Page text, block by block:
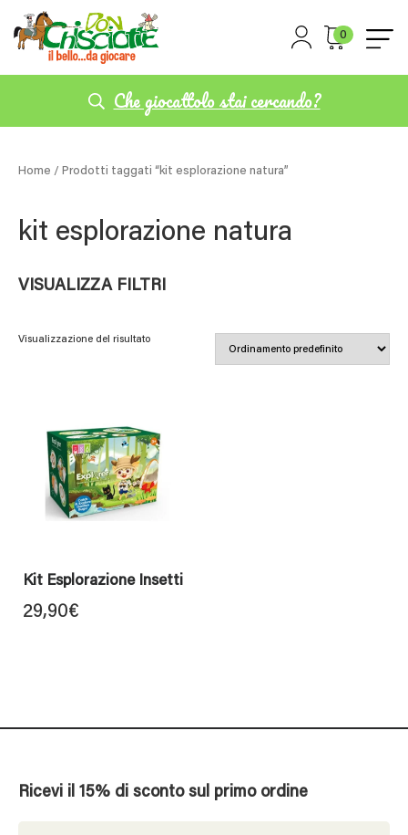
0
Che giocattolo stai cercando?
Home / Prodotti taggati “kit esplorazione natura”
kit esplorazione natura
VISUALIZZA FILTRI
Visualizzazione del risultato
Kit Esplorazione Insetti
29,90€
Ricevi il 15% di sconto sul primo ordine